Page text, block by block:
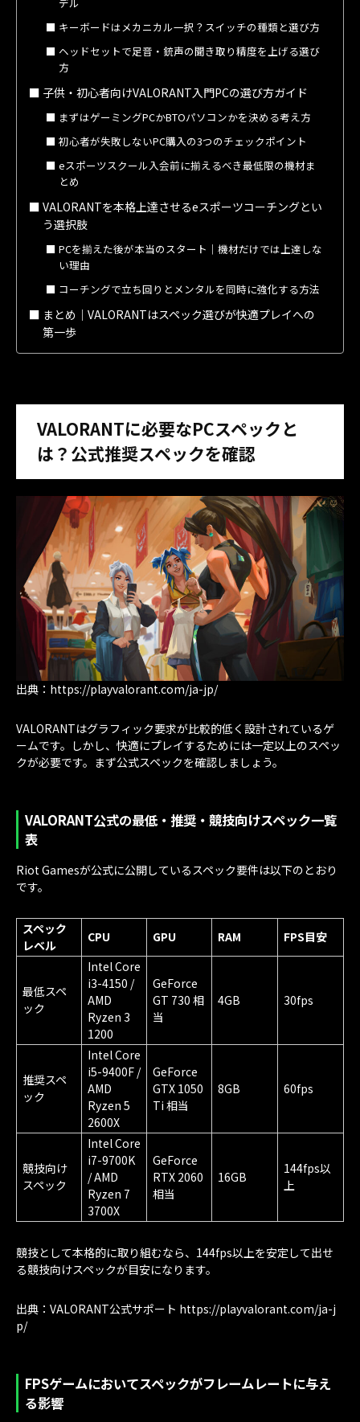
キーボードはメカニカル一択？スイッチの種類と選び方
ヘッドセットで足音・銃声の聞き取り精度を上げる選び
方
子供・初心者向けVALORANT入門PCの選び方ガイド
まずはゲーミングPCかBTOパソコンかを決める考え方
初心者が失敗しないPC購入の3つのチェックポイント
eスポーツスクール入会前に揃えるべき最低限の機材ま
とめ
VALORANTを本格上達させるeスポーツコーチングとい
う選択肢
PCを揃えた後が本当のスタート｜機材だけでは上達しな
い理由
コーチングで立ち回りとメンタルを同時に強化する方法
まとめ｜VALORANTはスペック選びが快適プレイへの
第一歩
VALORANTに必要なPCスペックと
は？公式推奨スペックを確認
出典：https://playvalorant.com/ja-jp/
VALORANTはグラフィック要求が比較的低く設計されているゲ
ームです。しかし、快適にプレイするためには一定以上のスペッ
クが必要です。まず公式スペックを確認しましょう。
VALORANT公式の最低・推奨・競技向けスペック一覧
表
Riot Gamesが公式に公開しているスペック要件は以下のとおり
です。
スペック
レベル
CPU GPU RAM FPS目安
最低スペ
ック
Intel Core
i3-4150 /
AMD
Ryzen 3
1200
GeForce
GT 730 相
当
4GB 30fps
推奨スペ
ック
Intel Core
i5-9400F /
AMD
Ryzen 5
2600X
GeForce
GTX 1050
Ti 相当
8GB 60fps
競技向け
スペック
Intel Core
i7-9700K
/ AMD
Ryzen 7
3700X
GeForce
RTX 2060
相当
16GB
144fps以
上
競技として本格的に取り組むなら、144fps以上を安定して出せ
る競技向けスペックが目安になります。
出典：VALORANT公式サポート https://playvalorant.com/ja-j
p/
FPSゲームにおいてスペックがフレームレートに与え
る影響